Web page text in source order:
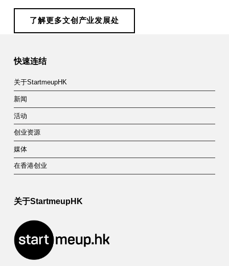
处
了解更多文创产业发展处
Skip back to main navigation
快速连结
关于StartmeupHK
新闻
活动
创业资源
媒体
在香港创业
关于StartmeupHK